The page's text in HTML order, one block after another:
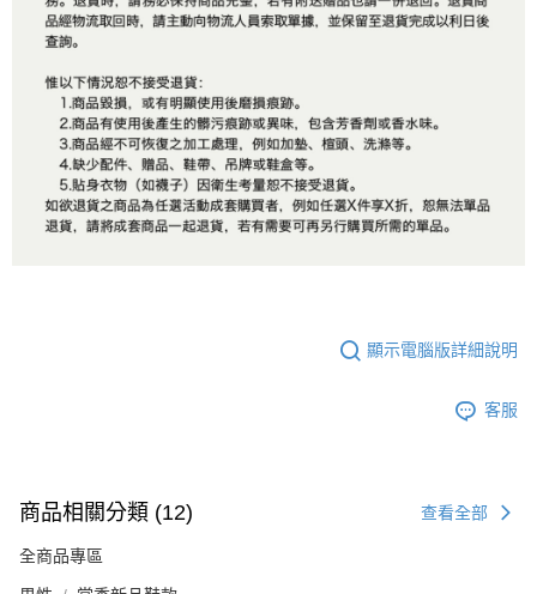
顯示電腦版詳細說明
客服
商品相關分類 (12) 查看全部
全商品專區